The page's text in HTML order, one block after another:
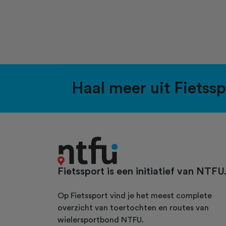
Haal meer uit
Fietssport is een initiatief van NTFU.
Op Fietssport vind je het meest complete
overzicht van toertochten en routes van
wielersportbond NTFU.